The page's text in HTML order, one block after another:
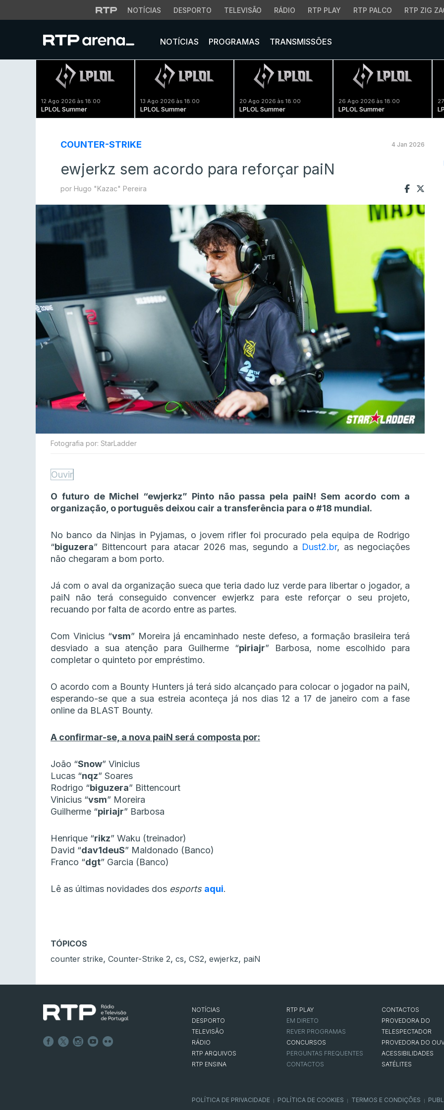
NOTÍCIAS DESPORTO TELEVISÃO RÁDIO RTP PLAY RTP PALCO RTP ZIG
NOTÍCIAS PROGRAMAS TRANSMISSÕES
12 Ago 2026 às 18:00
LPLOL Summer
13 Ago 2026 às 18:00
LPLOL Summer
20 Ago 2026 às 18:00
LPLOL Summer
26 Ago 2026 às 18:00
LPLOL Summer
COUNTER-STRIKE 4 Jan 2026
ewjerkz sem acordo para reforçar paiN
por Hugo "Kazac" Pereira
Fotografia por: StarLadder
Ouvir
O futuro de Michel “ewjerkz” Pinto não passa pela paiN! Sem acordo com a
organização, o português deixou cair a transferência para o #18 mundial.
No banco da Ninjas in Pyjamas, o jovem rifler foi procurado pela equipa de Rodrigo
“biguzera” Bittencourt para atacar 2026 mas, segundo a Dust2.br, as negociações
não chegaram a bom porto.
Já com o aval da organização sueca que teria dado luz verde para libertar o jogador, a
paiN não terá conseguido convencer ewjerkz para este reforçar o seu projeto,
recuando por falta de acordo entre as partes.
Com Vinicius “vsm” Moreira já encaminhado neste defeso, a formação brasileira terá
desviado a sua atenção para Guilherme “piriajr” Barbosa, nome escolhido para
completar o quinteto por empréstimo.
O acordo com a Bounty Hunters já terá sido alcançado para colocar o jogador na paiN,
esperando-se que a sua estreia aconteça já nos dias 12 a 17 de janeiro com a fase
online da BLAST Bounty.
A confirmar-se, a nova paiN será composta por:
João “Snow” Vinicius
Lucas “nqz” Soares
Rodrigo “biguzera” Bittencourt
Vinicius “vsm” Moreira
Guilherme “piriajr” Barbosa
Henrique “rikz” Waku (treinador)
David “dav1deuS” Maldonado (Banco)
Franco “dgt” Garcia (Banco)
Lê as últimas novidades dos esports aqui.
TÓPICOS
counter strike, Counter-Strike 2, cs, CS2, ewjerkz, paiN
NOTÍCIAS
DESPORTO
TELEVISÃO
RÁDIO
RTP ARQUIVOS
RTP ENSINA
RTP PLAY
EM DIRETO
REVER PROGRAMAS
CONCURSOS
PERGUNTAS FREQUENTES
CONTACTOS
CONTACTOS
PROVEDORA DO
TELESPECTADOR
PROVEDORA DO
ACESSIBILIDADES
SATÉLITES
POLÍTICA DE PRIVACIDADE POLÍTICA DE COOKIES TERMOS E CONDIÇÕES